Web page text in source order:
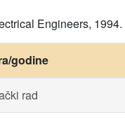
Engineers, 1994.
godine
rad